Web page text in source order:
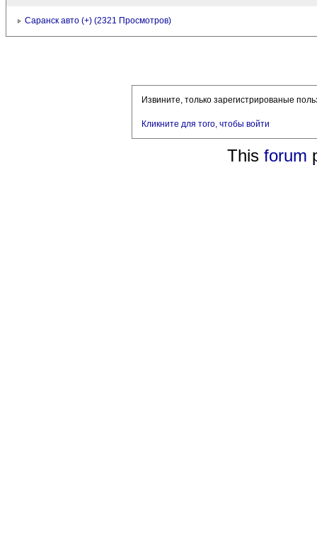
Саранск авто (+) (2321 Просмотров)
Извините, только зарегистрированые
Кликните для того, чтобы войти
This forum